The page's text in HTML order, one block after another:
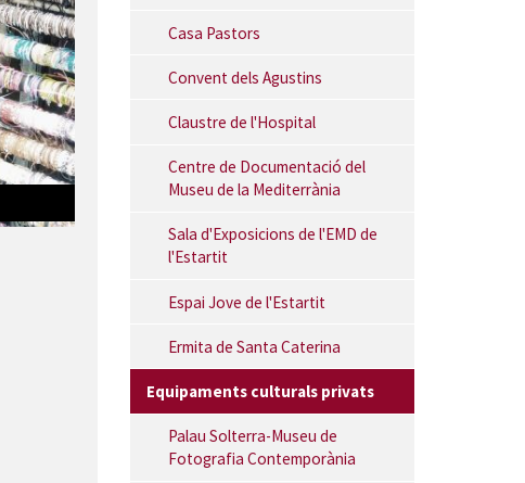
Casa Pastors
Convent dels Agustins
Claustre de l'Hospital
Centre de Documentació del
Museu de la Mediterrània
Sala d'Exposicions de l'EMD de
l'Estartit
Espai Jove de l'Estartit
Ermita de Santa Caterina
Equipaments culturals privats
Palau Solterra-Museu de
Fotografia Contemporània